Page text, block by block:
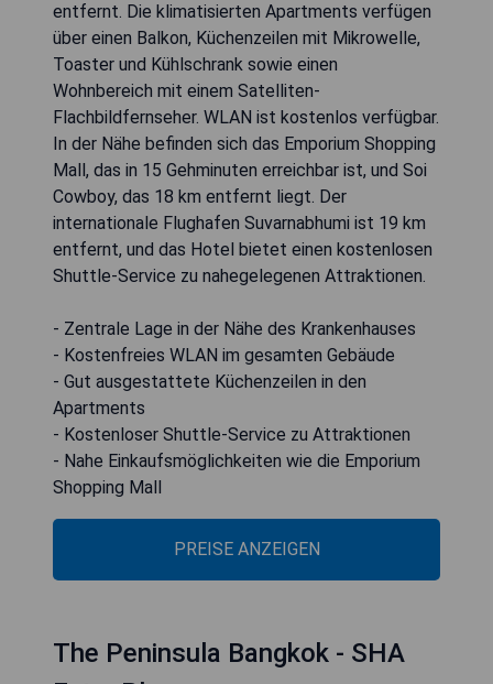
entfernt. Die klimatisierten Apartments verfügen
über einen Balkon, Küchenzeilen mit Mikrowelle,
Toaster und Kühlschrank sowie einen
Wohnbereich mit einem Satelliten-
Flachbildfernseher. WLAN ist kostenlos verfügbar.
In der Nähe befinden sich das Emporium Shopping
Mall, das in 15 Gehminuten erreichbar ist, und Soi
Cowboy, das 18 km entfernt liegt. Der
internationale Flughafen Suvarnabhumi ist 19 km
entfernt, und das Hotel bietet einen kostenlosen
Shuttle-Service zu nahegelegenen Attraktionen.
- Zentrale Lage in der Nähe des Krankenhauses
- Kostenfreies WLAN im gesamten Gebäude
- Gut ausgestattete Küchenzeilen in den
Apartments
- Kostenloser Shuttle-Service zu Attraktionen
- Nahe Einkaufsmöglichkeiten wie die Emporium
Shopping Mall
PREISE ANZEIGEN
The Peninsula Bangkok - SHA